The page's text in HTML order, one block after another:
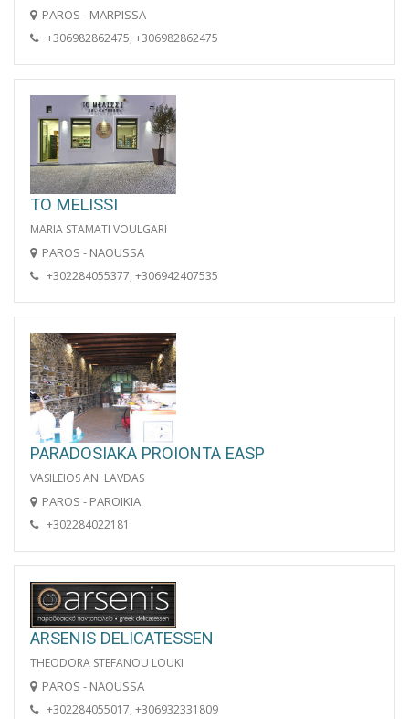
PAROS - MARPISSA
+306982862475, +306982862475
TO MELISSI
MARIA STAMATI VOULGARI
PAROS - NAOUSSA
+302284055377, +306942407535
PARADOSIAKA PROIONTA EASP
VASILEIOS AN. LAVDAS
PAROS - PAROIKIA
+302284022181
ARSENIS DELICATESSEN
THEODORA STEFANOU LOUKI
PAROS - NAOUSSA
+302284055017, +306932331809